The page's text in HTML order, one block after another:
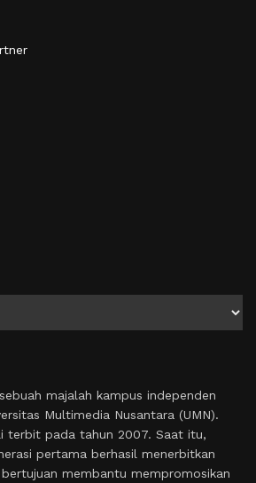
majalah kampus independen
Multimedia Nusantara (UMN).
terbit pada tahun 2007. Saat itu,
pertama berhasil menerbitkan
membantu mempromosikan